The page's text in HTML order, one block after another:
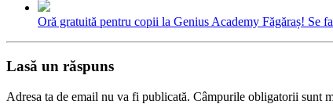
Oră gratuită pentru copii la Genius Academy Făgăraș! Se
Lasă un răspuns
Adresa ta de email nu va fi publicată. Câmpurile obligatorii sunt